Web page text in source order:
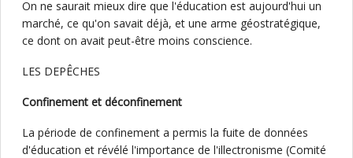
On ne saurait mieux dire que l'éducation est aujourd'hui un
marché, ce qu'on savait déjà, et une arme géostratégique,
ce dont on avait peut-être moins conscience.
LES DEPÊCHES
Confinement et déconfinement
La période de confinement a permis la fuite de données
d'éducation et révélé l'importance de l'illectronisme (Comité